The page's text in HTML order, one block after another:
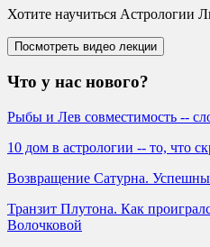
Хотите научиться
Что у нас нового?
Рыбы и Лев совместимость --
10 дом в астрологии -- то, что
Возвращение Сатурна.
Транзит Плутона. Как
Волочковой